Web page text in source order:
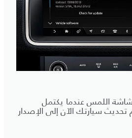
اللمس عندما يكتمل
تحديث سيارتك الآن إلى الإصدار